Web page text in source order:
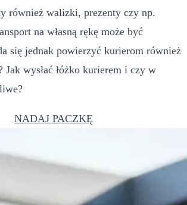
również walizki, prezenty czy np.
na własną rękę może być
się jednak powierzyć kurierom również
Jak wysłać łóżko kurierem i czy w
NADAJ PACZKĘ